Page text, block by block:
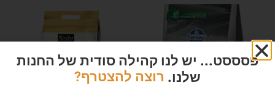
פסססט... יש לנו קהילה סודית של החנות
שלנו. רוצה להצטרף?